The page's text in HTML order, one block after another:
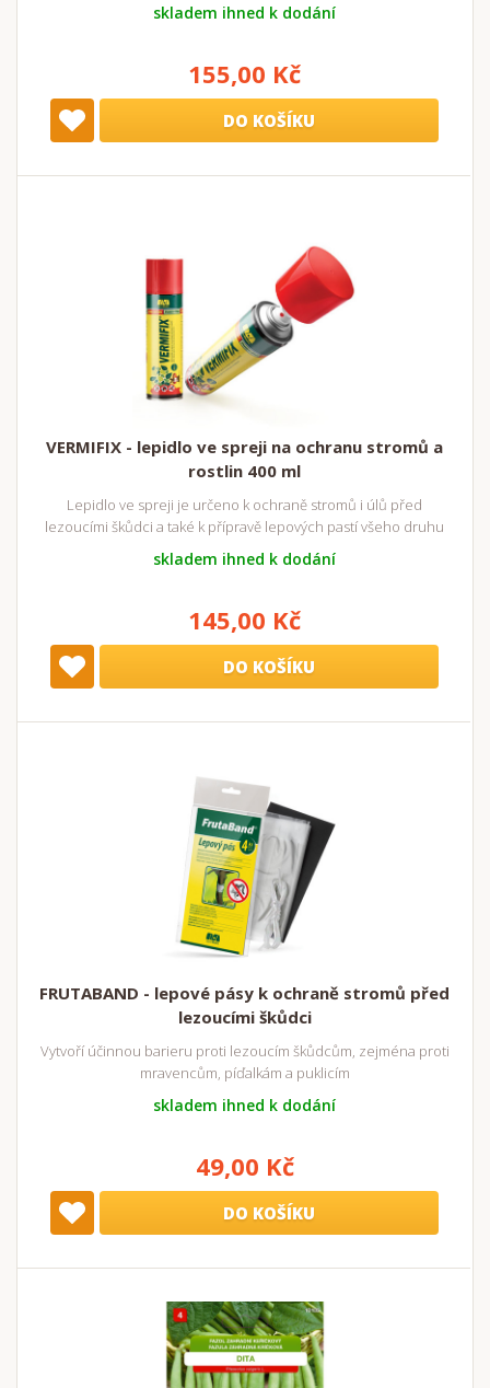
skladem ihned k dodání
155,00 Kč
DO KOŠÍKU
VERMIFIX - lepidlo ve spreji na ochranu stromů a
rostlin 400 ml
Lepidlo ve spreji je určeno k ochraně stromů i úlů před
lezoucími škůdci a také k přípravě lepových pastí všeho druhu
skladem ihned k dodání
145,00 Kč
DO KOŠÍKU
FRUTABAND - lepové pásy k ochraně stromů před
lezoucími škůdci
Vytvoří účinnou barieru proti lezoucím škůdcům, zejména proti
mravencům, píďalkám a puklicím
skladem ihned k dodání
49,00 Kč
DO KOŠÍKU